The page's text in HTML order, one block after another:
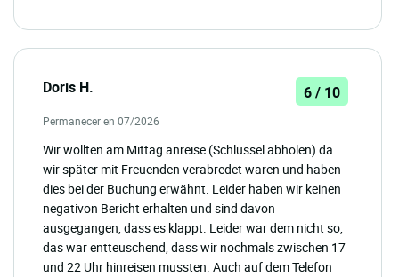
Doris H. 6 / 10
Permanecer en 07/2026
Wir wollten am Mittag anreise (Schlüssel abholen) da
wir später mit Freuenden verabredet waren und haben
dies bei der Buchung erwähnt. Leider haben wir keinen
negativon Bericht erhalten und sind davon
ausgegangen, dass es klappt. Leider war dem nicht so,
das war entteuschend, dass wir nochmals zwischen 17
und 22 Uhr hinreisen mussten. Auch auf dem Telefon